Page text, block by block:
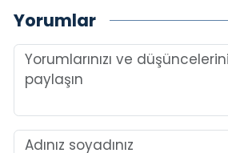
Yorumlar